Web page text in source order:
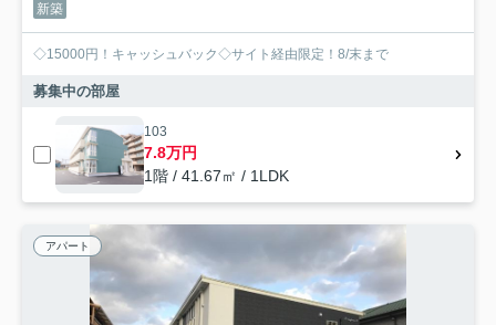
新築
◇15000円！キャッシュバック◇サイト経由限定！8/末まで
募集中の部屋
103
7.8万円
1階 / 41.67㎡ / 1LDK
アパート